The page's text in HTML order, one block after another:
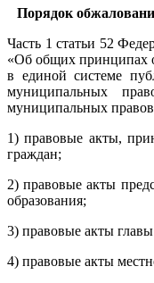
Порядок
Часть 1 статьи 52
«Об общих принципах
в единой системе
муниципальных
муниципальных
1) правовые акты,
граждан;
2) правовые акты
образования;
3) правовые акты
4) правовые акты